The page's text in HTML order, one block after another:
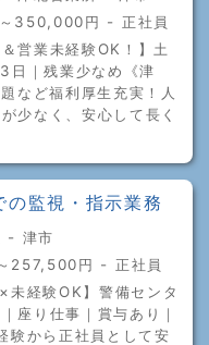
350,000円 - 正社員
営業未経験OK！】土
日｜残業少なめ《津
など福利厚生充実！人
少なく、安心して長く
の監視・指示業務
- 津市
257,500円 - 正社員
未経験OK】警備センタ
座り仕事｜賞与あり｜
験から正社員として安